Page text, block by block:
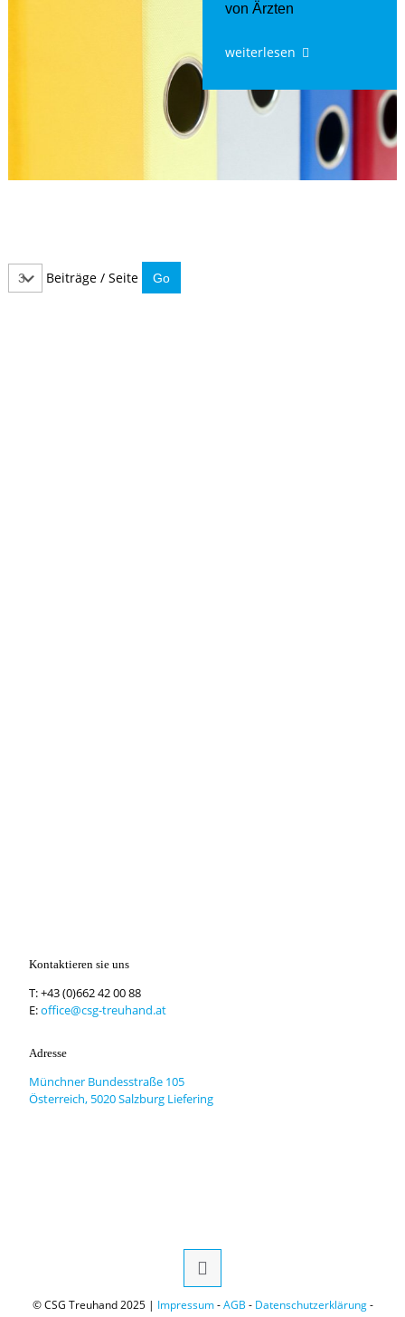
von Ärzten
weiterlesen
Beiträge / Seite
Kontaktieren sie uns
T:+43 (0)662 42 00 88
E:office@csg-treuhand.at
Adresse
Münchner Bundesstraße 105
Österreich, 5020 Salzburg Liefering
© CSG Treuhand 2025 | Impressum-AGB - Datenschutzerklärung-